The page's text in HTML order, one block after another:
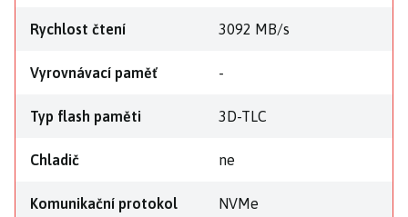
Rychlost čtení 3092 MB/s
Vyrovnávací paměť -
Typ flash paměti 3D-TLC
Chladič ne
Komunikační protokol NVMe